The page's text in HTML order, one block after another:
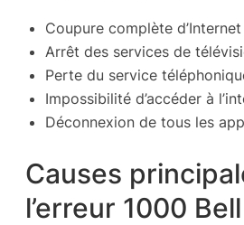
Coupure complète d’Internet
Arrêt des services de
Perte du service
Impossibilité d’accéder à
Déconnexion de tous les
Causes
l’erreur 1000 Bell